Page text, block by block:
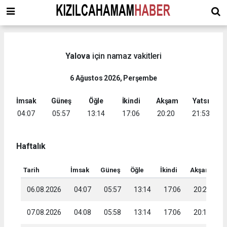
Yalova için namaz vakitleri
6 Ağustos 2026, Perşembe
İmsak
04:07
Güneş
05:57
Öğle
13:14
İkindi
17:06
Akşam
20:20
Yatsı
21:53
Haftalık
Tarih İmsak Güneş Öğle İkindi Akşam
06.08.2026 04:07 05:57 13:14 17:06 20:20
07.08.2026 04:08 05:58 13:14 17:06 20:19